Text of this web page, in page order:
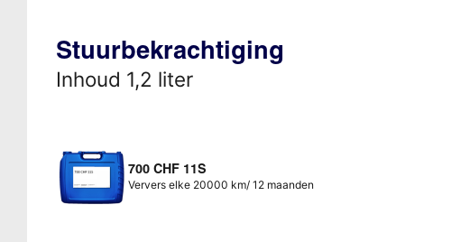
Stuurbekrachtiging
Inhoud 1,2 liter
700 CHF 11S
Ververs elke 20000 km/ 12 maanden